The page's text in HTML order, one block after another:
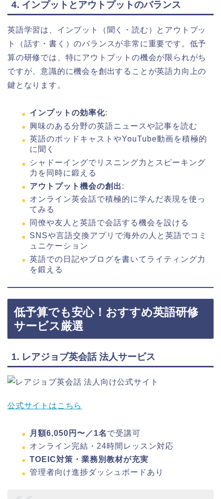
4. インプットとアウトプットのバランス
英語学習は、インプット（聞く・読む）とアウトプッ
ト（話す・書く）のバランスが非常に重要です。低予
算の研修では、特にアウトプットの機会が限られがち
ですが、意識的に機会を創出することが英語力向上の
鍵となります。
インプットの効率化:
興味のある分野の英語ニュースや記事を読む
英語のポッドキャストやYouTube動画を積極的
に聞く
シャドーイングでリスニング力とスピーキング
力を同時に鍛える
アウトプット機会の創出:
オンライン英会話で積極的に学んだ表現を使っ
てみる
同僚や友人と英語で会話する機会を設ける
SNSや言語交換アプリで海外の人と英語でコミ
ュニケーション
英語での日記やブログを書いてライティング力
を鍛える
低予算でも安心！おすすめ英語研修
サービス厳選
1. レアジョブ英会話 法人サービス
公式サイトはこちら
月額6,050円〜／1名 で受講可
オンライン完結・24時間レッスン対応
TOEIC対策・業務別教材が充実
管理者向け進捗ダッシュボードあり